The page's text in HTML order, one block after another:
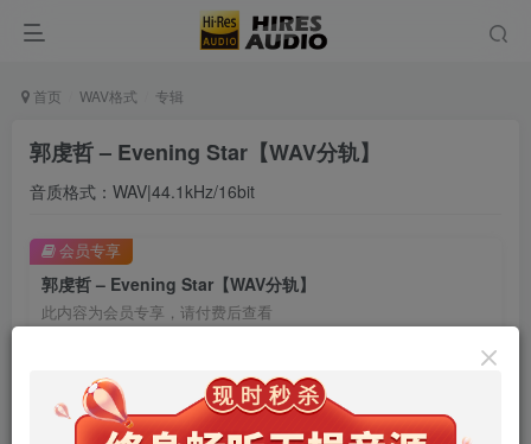
首页 WAV格式 专辑
郭虔哲 – Evening Star【WAV分轨】
音质格式：WAV|44.1kHz/16bit
郭虔哲 – Evening Star【WAV分轨】
此内容为会员专享，请付费后查看
9.9 99
年卡会员 免费 永久会员
会员专享